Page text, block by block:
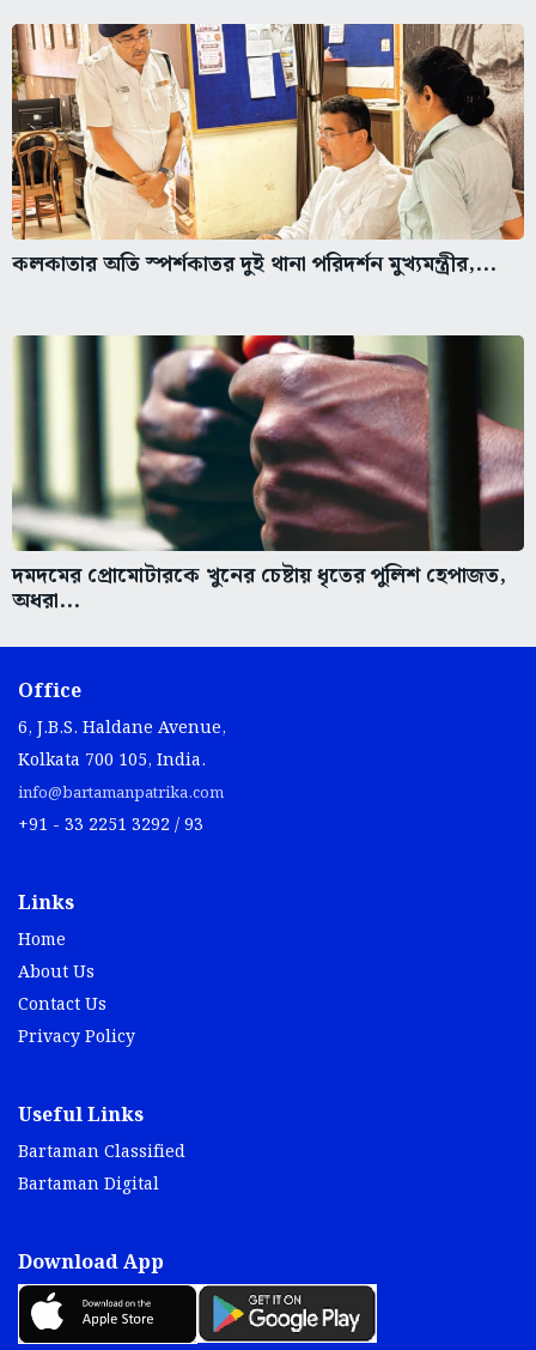
কলকাতার অতি স্পর্শকাতর দুই থানা পরিদর্শন মুখ্যমন্ত্রীর,...
দমদমের প্রোমোটারকে খুনের চেষ্টায় ধৃতের পুলিশ হেপাজত,
অধরা...
Office
6, J.B.S. Haldane Avenue,
Kolkata 700 105, India.
info@bartamanpatrika.com
+91 - 33 2251 3292 / 93
Links
Home
About Us
Contact Us
Privacy Policy
Useful Links
Bartaman Classified
Bartaman Digital
Download App